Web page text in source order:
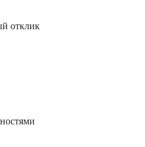
отклик